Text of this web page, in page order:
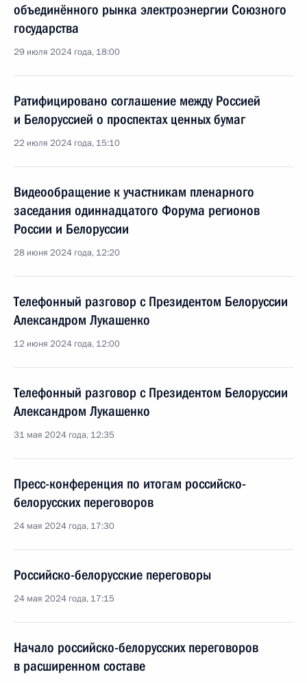
объединённого рынка электроэнергии Союзного
государства
29 июля 2024 года, 18:00
Ратифицировано соглашение между Россией
и Белоруссией о проспектах ценных бумаг
22 июля 2024 года, 15:10
Видеообращение к участникам пленарного
заседания одиннадцатого Форума регионов
России и Белоруссии
28 июня 2024 года, 12:20
Телефонный разговор с Президентом Белоруссии
Александром Лукашенко
12 июня 2024 года, 12:00
Телефонный разговор с Президентом Белоруссии
Александром Лукашенко
31 мая 2024 года, 12:35
Пресс-конференция по итогам российско-
белорусских переговоров
24 мая 2024 года, 17:30
Российско-белорусские переговоры
24 мая 2024 года, 17:15
Начало российско-белорусских переговоров
в расширенном составе